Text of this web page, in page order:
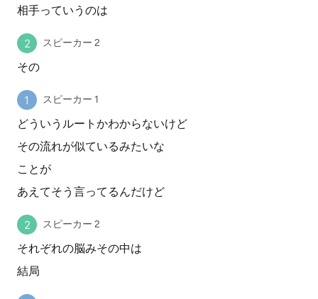
相手っていうのは
スピーカー 2
その
スピーカー 1
どういうルートかわからないけど
その流れが似ているみたいな
ことが
あえてそう言ってるんだけど
スピーカー 2
それぞれの脳みその中は
結局